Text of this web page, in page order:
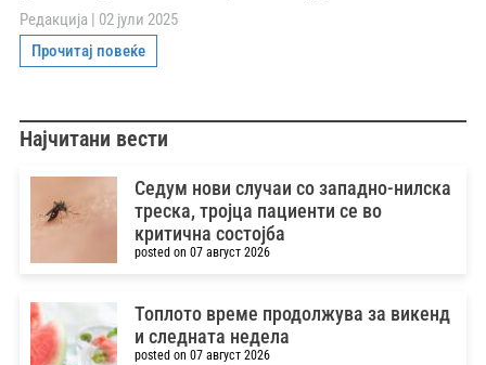
Редакција
02 јули 2025
Прочитај повеќе
Најчитани вести
Седум нови случаи со западно-нилска
треска, тројца пациенти се во
критична состојба
posted on 07 август 2026
Топлото време продолжува за викенд
и следната недела
posted on 07 август 2026